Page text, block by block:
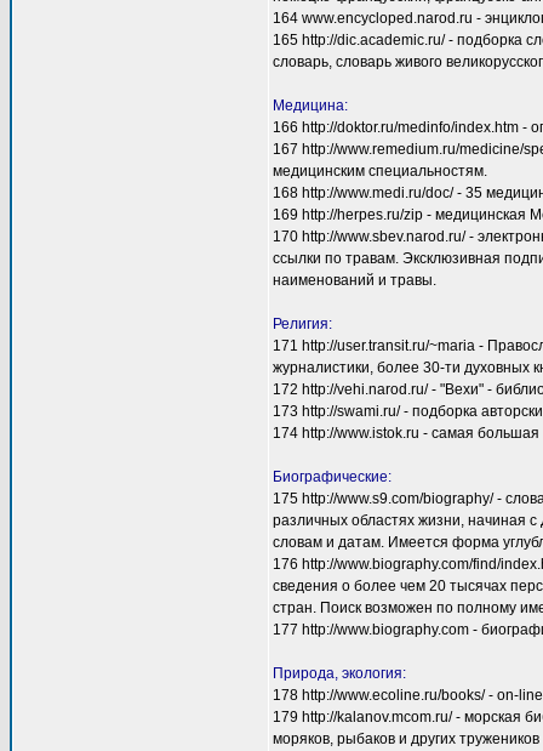
164 www.encycloped.narod.ru -
165 http://dic.academic.ru/ - подборка
словарь, словарь живого
Медицина:
166 http://doktor.ru/medinfo/index.htm -
167 http://www.remedium.ru/medicine/
медицинским специальностям.
168 http://www.medi.ru/doc/ - 35
169 http://herpes.ru/zip - медицинская
170 http://www.sbev.narod.ru/ -
ссылки по травам. Эксклюзивная
наименований и травы.
Религия:
171 http://user.transit.ru/~maria -
журналистики, более 30-ти духовных
172 http://vehi.narod.ru/ - "Вехи" -
173 http://swami.ru/ - подборка
174 http://www.istok.ru - самая большая
Биографические:
175 http://www.s9.com/biography/ -
различных областях жизни, начиная
словам и датам. Имеется форма
176 http://www.biography.com/find/
сведения о более чем 20 тысячах
стран. Поиск возможен по полному
177 http://www.biography.com -
Природа, экология:
178 http://www.ecoline.ru/books/ - on-
179 http://kalanov.mcom.ru/ - морская
моряков, рыбаков и других